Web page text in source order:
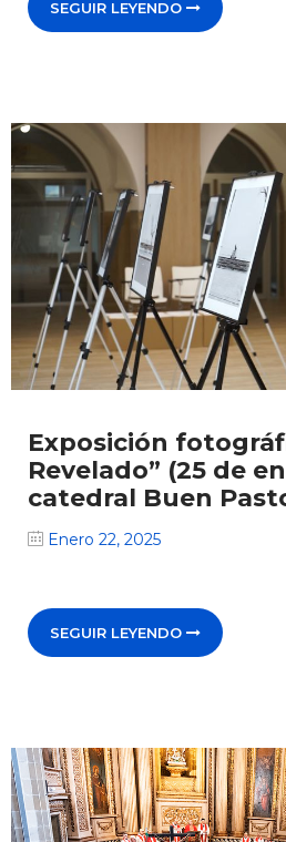
SEGUIR LEYENDO
Exposición
Revelado” (25 de
catedral Buen
Enero 22, 2025
SEGUIR LEYENDO